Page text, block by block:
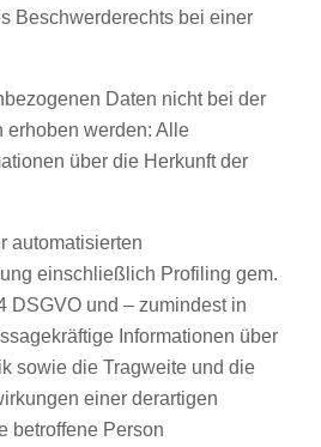
Beschwerderechts bei einer
Daten nicht bei der
erhoben werden: Alle
über die Herkunft der
automatisierten
einschließlich Profiling gem.
DSGVO und – zumindest in
Informationen über
sowie die Tragweite und die
einer derartigen
betroffene Person